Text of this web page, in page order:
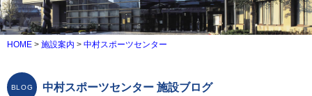
HOME > 施設案内 > 中村スポーツセンター
中村スポーツセンター 施設ブログ